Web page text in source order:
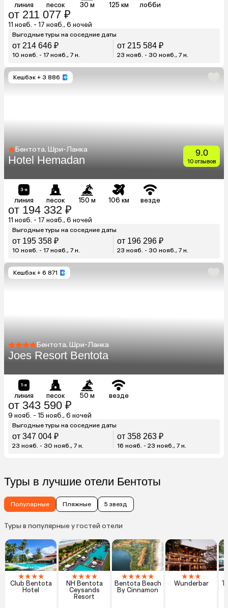
линия песок 30 м 125 км лобби
от 211 077 ₽
11 нояб. - 17 нояб., 6 ночей
Выгодные туры на соседние даты
от 214 646 ₽
10 нояб. - 17 нояб., 7 н.
от 215 584 ₽
23 нояб. - 30 нояб., 7 н.
Кешбэк + 3 886
Бентота, Шри-Ланка
Hotel Hemadan
9.0
10 отзывов
линия песок 150 м 106 км везде
от 194 332 ₽
11 нояб. - 17 нояб., 6 ночей
Выгодные туры на соседние даты
от 195 358 ₽
10 нояб. - 17 нояб., 7 н.
от 196 296 ₽
23 нояб. - 30 нояб., 7 н.
Кешбэк + 6 871
Бентота, Шри-Ланка
Joes Resort Bentota
линия песок 50 м везде
от 343 590 ₽
9 нояб. - 15 нояб., 6 ночей
Выгодные туры на соседние даты
от 347 004 ₽
23 нояб. - 30 нояб., 7 н.
от 358 263 ₽
16 нояб. - 23 нояб., 7 н.
Туры в лучшие отели Бентоты
Популярные Пляжные 5 звезд
Туры в популярные у гостей отели
★★★★
Club Bentota
Hotel
★★★★
NH Bentota
Ceysands
Resort
★★★★★
Bentota Beach
By Cinnamon
★★★
Wunderbar